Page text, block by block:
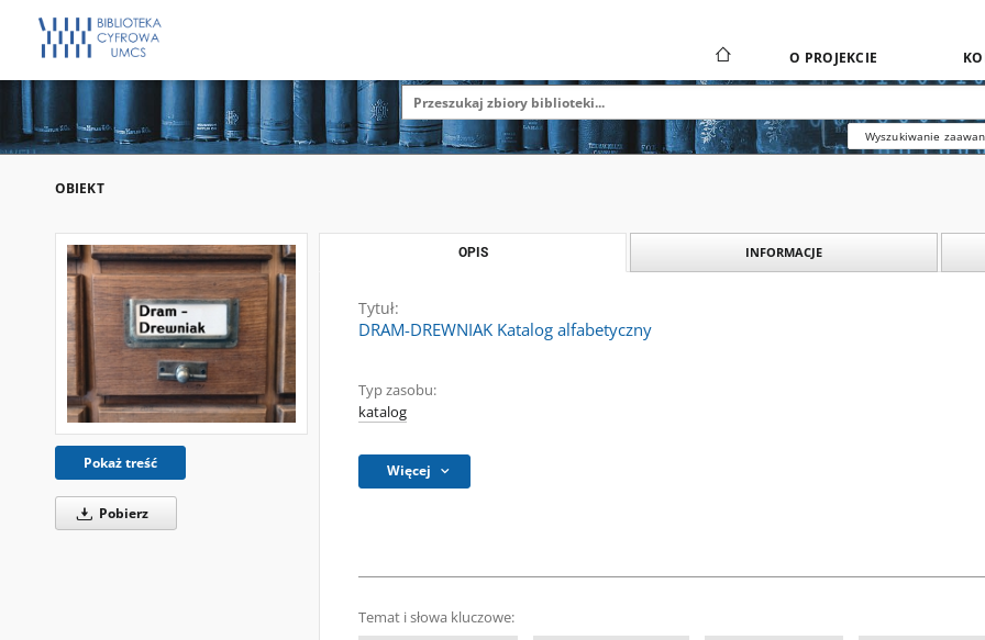
O PROJEKCIE
Wyszukiwanie
OBIEKT
Pokaż treść
Pobierz
OPIS INFORMACJE
Tytuł:
DRAM-DREWNIAK Katalog alfabetyczny
Typ zasobu:
katalog
Więcej
Temat i słowa kluczowe: